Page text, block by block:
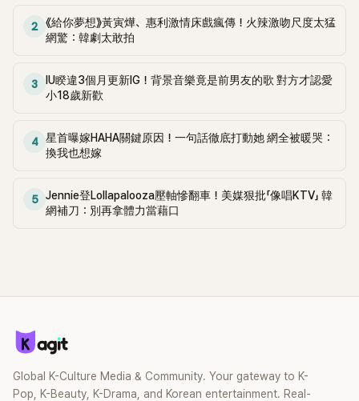
2
《給你夢想》黃寅燁、惠利激情床戲瘋傳！火辣激吻尺度太猛
網驚：韓劇太敢拍
3
IU睽違3個月更新IG！背景音樂竟是前男友的歌 對方才認愛
小18歲新歡
4
星首曝嫁HAHA關鍵原因！一句話徹底打動她 網全被暖哭：
換我也想嫁
5
Jennie登Lollapalooza壓軸慘翻車！美媒狠批「像唱KTV」 韓
網補刀：別再拿體力當藉口
Global K-Culture Media & Community. Your gateway to K-
Pop, K-Beauty, K-Drama, and Korean entertainment. Real-